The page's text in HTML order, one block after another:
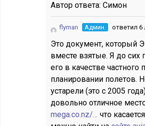
Автор ответа:Симон
flyman Админ. ответил 6
Это документ, который
вместе взятые. Я до сих
его в качестве частного
планировании полетов.
устарели (это с 2005
довольно отличное
mega.co.nz/…что